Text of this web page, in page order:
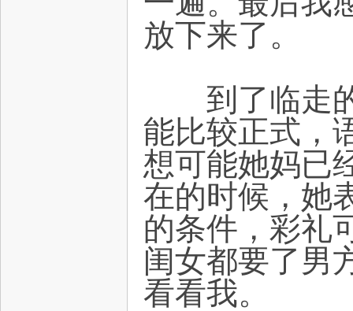
放下来了。
到了临走的
能比较正式，
想可能她妈已
在的时候，她
的条件，彩礼
闺女都要了男
看看我。